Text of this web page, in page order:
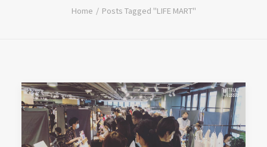
Home Posts Tagged "LIFE MART"